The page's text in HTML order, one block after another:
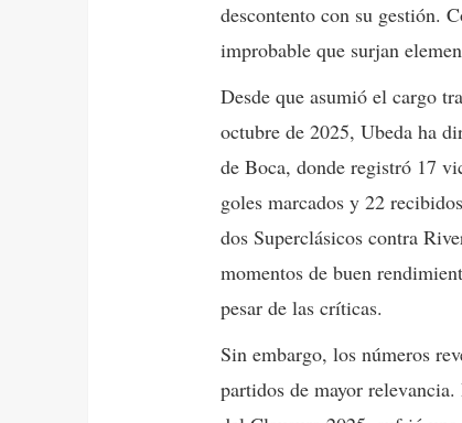
descontento con su gestión.
improbable que surjan
Desde que asumió el cargo
octubre de 2025, Ubeda ha
de Boca, donde registró 17
goles marcados y 22
dos Superclásicos contra
momentos de buen
pesar de las críticas.
Sin embargo, los números
partidos de mayor